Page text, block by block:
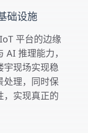
础设施
平台的边缘
推理能力，
宇现场实现稳
处理，同时保
，实现真正的